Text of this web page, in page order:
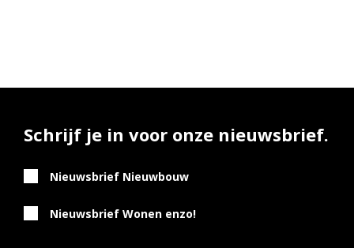
Schrijf je in voor onze nieuwsbrief.
Nieuwsbrief Nieuwbouw
Nieuwsbrief Wonen enzo!